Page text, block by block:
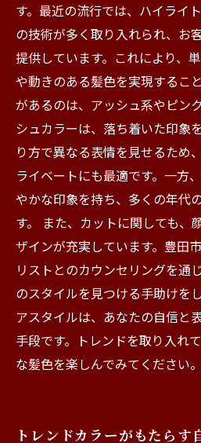
す。最近の流行では、ハイライ
の技術が多く取り入れられ、お
提供しています。これにより、
や動きのある髪色を実現するこ
があるのは、アッシュ系やピン
シュカラーは、落ち着いた印象
り方で異なる表情を見せるため
ライベートにも最適です。一方
やかな印象を持ち、多くの年代
す。 また、カットに関しても、
ザインが充実しています。豊田
リストとのカウンセリングを通
のスタイルを見つける手助けを
アスタイルは、あなたの自信と
手段です。トレンドを取り入れ
な髪色を楽しんでみてください。
トレンドカラーがもたらす